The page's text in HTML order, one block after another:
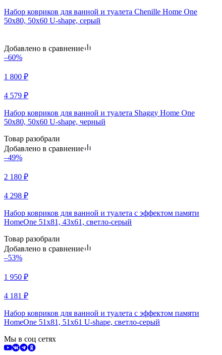
Набор ковриков для ванной и туалета Chenille Home One
50х80, 50х60 U-shape, серый
Добавлено в сравнение
–60%
1 800 ₽
4 579 ₽
Набор ковриков для ванной и туалета Shaggy Home One
50х80, 50х60 U-shape, черный
Товар разобрали
Добавлено в сравнение
–49%
2 180 ₽
4 298 ₽
Набор ковриков для ванной и туалета с эффектом памяти
HomeOne 51х81, 43х61, светло-серый
Товар разобрали
Добавлено в сравнение
–53%
1 950 ₽
4 181 ₽
Набор ковриков для ванной и туалета с эффектом памяти
HomeOne 51х81, 51х61 U-shape, светло-серый
Мы в соц сетях